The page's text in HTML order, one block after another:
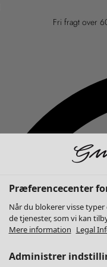
Fri fragt over
Præferencecenter
Når du blokerer visse
de tjenester, som vi kan
Mere information Legal
Administrer